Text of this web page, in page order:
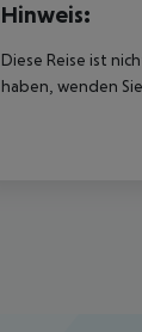
Hinweis:
Diese Reise ist
haben, wenden